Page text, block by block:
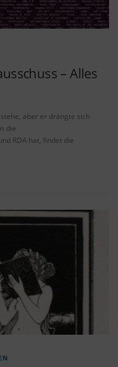
– Alles
aber er drängte sich
die
RDA hat, findet die